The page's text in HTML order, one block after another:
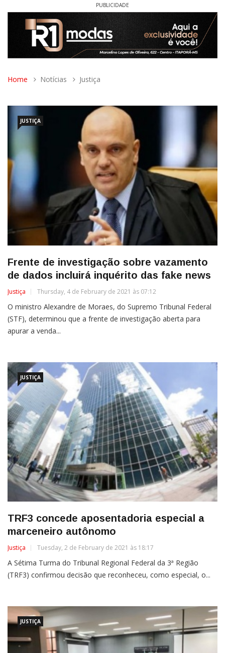
PUBLICIDADE
Home Notícias Justiça
JUSTIÇA
Frente de investigação sobre vazamento
de dados incluirá inquérito das fake news
Justiça Thursday, 4 de February de 2021 às 07:12
O ministro Alexandre de Moraes, do Supremo Tribunal Federal
(STF), determinou que a frente de investigação aberta para
apurar a venda...
JUSTIÇA
TRF3 concede aposentadoria especial a
marceneiro autônomo
Justiça Tuesday, 2 de February de 2021 às 18:17
A Sétima Turma do Tribunal Regional Federal da 3ª Região
(TRF3) confirmou decisão que reconheceu, como especial, o...
JUSTIÇA